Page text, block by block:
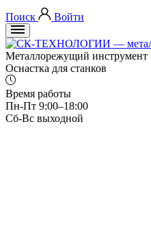
Поиск Войти
Металлорежущий инструмент
Оснастка для станков
Время работы
Пн-Пт 9:00–18:00
Сб-Вс выходной